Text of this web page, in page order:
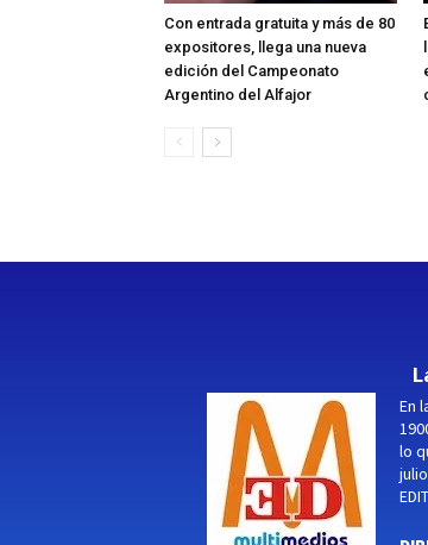
Con entrada gratuita y más de 80
expositores, llega una nueva
edición del Campeonato
Argentino del Alfajor
En
lo